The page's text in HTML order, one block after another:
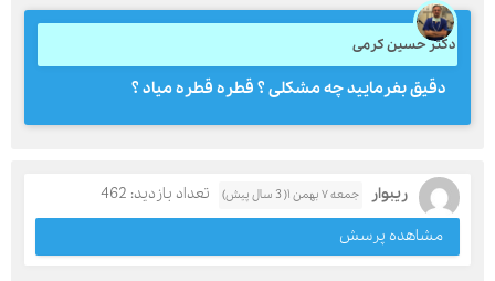
دکتر حسین کرمی
دقیق بفرمایید چه مشکلی ؟ قطره قطره میاد ؟
ریبوار جمعه ۷ بهمن ۱( 3 سال پیش)
تعداد بازدید: 462
مشاهده پرسش